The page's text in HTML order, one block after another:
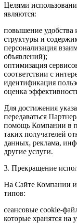
Целями
являются:
повышение удобства
структуры и
персонализация
объявлений);
оптимизация
соответствии с
идентификация
оценка
Для достижения
передаваться
помощь Компании в
таких получателей
данных, реклама,
другие услуги.
3. Прекращение
На Сайте Компании
типов:
сеансовые cookie-
которые хранятся на